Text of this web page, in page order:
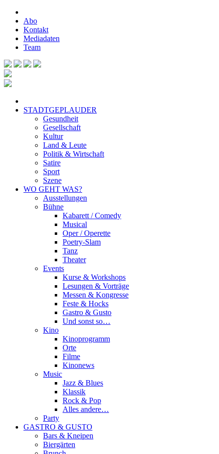
Abo
Kontakt
Mediadaten
Team
STADTGEPLAUDER
Gesundheit
Gesellschaft
Kultur
Land & Leute
Politik & Wirtschaft
Satire
Sport
Szene
WO GEHT WAS?
Ausstellungen
Bühne
Kabarett / Comedy
Musical
Oper / Operette
Poetry-Slam
Tanz
Theater
Events
Kurse & Workshops
Lesungen & Vorträge
Messen & Kongresse
Feste & Hocks
Gastro & Gusto
Und sonst so…
Kino
Kinoprogramm
Orte
Filme
Kinonews
Music
Jazz & Blues
Klassik
Rock & Pop
Alles andere…
Party
GASTRO & GUSTO
Bars & Kneipen
Biergärten